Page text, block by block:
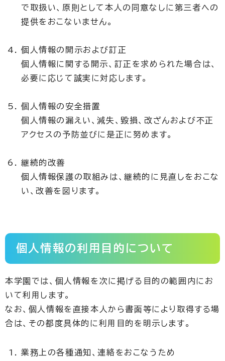
で取扱い、原則として本人の同意なしに第三者への
提供をおこないません。
個人情報の開示および訂正
個人情報に関する開示、訂正を求められた場合は、
必要に応じて誠実に対応します。
個人情報の安全措置
個人情報の漏えい、減失、毀損、改ざんおよび不正
アクセスの予防並びに是正に努めます。
継続的改善
個人情報保護の取組みは、継続的に見直しをおこな
い、改善を図ります。
個人情報の利用目的について
本学園では、個人情報を次に掲げる目的の範囲内にお
いて利用します。
なお、個人情報を直接本人から書面等により取得する場
合は、その都度具体的に利用目的を明示します。
業務上の各種通知、連絡をおこなうため